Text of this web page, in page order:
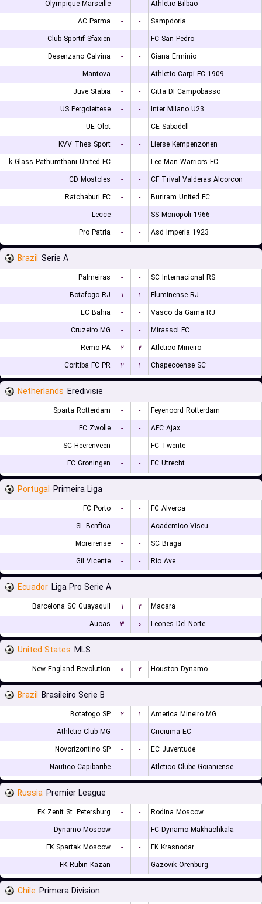
Olympique Marseille
- -
Athletic Bilbao
AC Parma
- -
Sampdoria
Club Sportif Sfaxien
- -
FC San Pedro
Desenzano Calvina
- -
Giana Erminio
Mantova
- -
Athletic Carpi FC 1909
Juve Stabia
- -
Citta DI Campobasso
US Pergolettese
- -
Inter Milano U23
UE Olot
- -
CE Sabadell
KVV Thes Sport
- -
Lierse Kempenzonen
Bangkok Glass Pathumthani United FC
- -
Lee Man Warriors FC
CD Mostoles
- -
CF Trival Valderas Alcorcon
Ratchaburi FC
- -
Buriram United FC
Lecce
- -
SS Monopoli 1966
Pro Patria
- - Asd Imperia 1923
Brazil Serie A
Palmeiras - -
SC Internacional RS
Botafogo RJ
۱ ۱
Fluminense RJ
EC Bahia
- -
Vasco da Gama RJ
Cruzeiro MG
- -
Mirassol FC
Remo PA
۲ ۲
Atletico Mineiro
Coritiba FC PR
۲ ۱ Chapecoense SC
Netherlands Eredivisie
Sparta Rotterdam - -
Feyenoord Rotterdam
FC Zwolle
- -
AFC Ajax
SC Heerenveen
- -
FC Twente
FC Groningen
- - FC Utrecht
Portugal Primeira Liga
FC Porto - -
FC Alverca
SL Benfica
- -
Academico Viseu
Moreirense
- -
SC Braga
Gil Vicente
- - Rio Ave
Ecuador Liga Pro Serie A
Barcelona SC Guayaquil ۱ ۲
Macara
Aucas
۳ ۰ Leones Del Norte
United States MLS
New England Revolution ۰ ۲ Houston Dynamo
Brazil Brasileiro Serie B
Botafogo SP ۲ ۱
America Mineiro MG
Athletic Club MG
- -
Criciuma EC
Novorizontino SP
- -
EC Juventude
Nautico Capibaribe
- - Atletico Clube Goianiense
Russia Premier League
FK Zenit St. Petersburg - -
Rodina Moscow
Dynamo Moscow
- -
FC Dynamo Makhachkala
FK Spartak Moscow
- -
FK Krasnodar
FK Rubin Kazan
- - Gazovik Orenburg
Chile Primera Division